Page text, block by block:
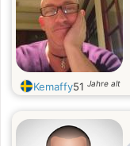
Kemaffy51 Jahre alt